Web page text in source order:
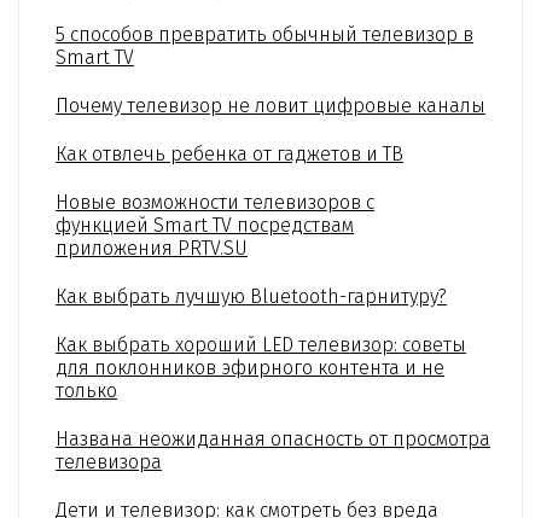
5 способов превратить обычный телевизор в
Smart TV
Почему телевизор не ловит цифровые каналы
Как отвлечь ребенка от гаджетов и ТВ
Новые возможности телевизоров с
функцией Smart TV посредствам
приложения PRTV.SU
Как выбрать лучшую Bluetooth-гарнитуру?
Как выбрать хороший LED телевизор: советы
для поклонников эфирного контента и не
только
Названа неожиданная опасность от просмотра
телевизора
Дети и телевизор: как смотреть без вреда